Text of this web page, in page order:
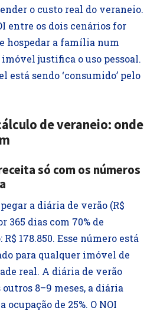
o custo real do veraneio.
entre os dois cenários for
hospedar a família num
justifica o uso pessoal.
está sendo ‘consumido’ pelo
de veraneio: onde
só com os números
a diária de verão (R$
365 dias com 70% de
178.850. Esse número está
para qualquer imóvel de
real. A diária de verão
outros 8–9 meses, a diária
ocupação de 25%. O NOI